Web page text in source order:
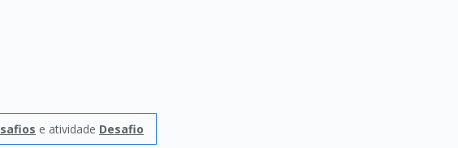
e atividade Desafio